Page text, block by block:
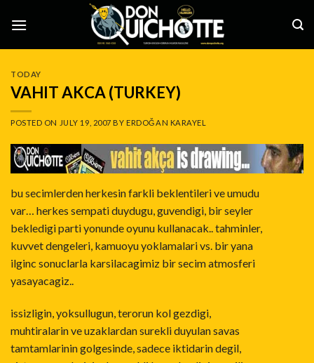
TODAY
VAHIT AKCA (TURKEY)
POSTED ON JULY 19, 2007 BYERDOĞAN KARAYEL
bu secimlerden herkesin farkli beklentileri ve umudu
var… herkes sempati duydugu, guvendigi, bir seyler
bekledigi parti yonunde oyunu kullanacak.. tahminler,
kuvvet dengeleri, kamuoyu yoklamalari vs. bir yana
ilginc sonuclarla karsilacagimiz bir secim atmosferi
yasayacagiz..
issizligin, yoksullugun, terorun kol gezdigi,
muhtiralarin ve uzaklardan surekli duyulan savas
tamtamlarinin golgesinde, sadece iktidarin degil,